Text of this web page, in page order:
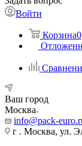
Войти
Корзина0
Ваш город
Москва
info@pack-
г . Москва, ул.